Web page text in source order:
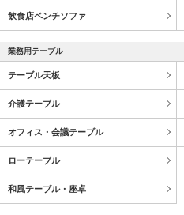
飲食店ベンチソファ
業務用テーブル
テーブル天板
介護テーブル
オフィス・会議テーブル
ローテーブル
和風テーブル・座卓